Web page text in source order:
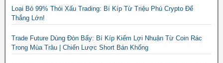
Loại Bỏ 99% Thói Xấu Trading: Bí Kíp Từ Triệu Phú Crypto Để
Thắng Lớn!
Trade Future Dùng Đòn Bẩy: Bí Kíp Kiếm Lợi Nhuận Từ Coin Rác
Trong Mùa Trâu | Chiến Lược Short Bán Khống